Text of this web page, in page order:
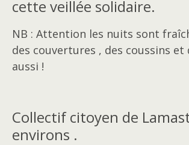
cette veillée solidaire.
NB : Attention les nuits sont
des couvertures , des coussins et
aussi !
Collectif citoyen de
environs .